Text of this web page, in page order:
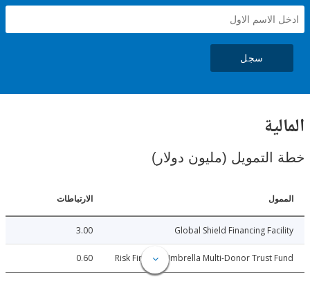
(مليون دولار)
الارتباطات
Global Shield Financing
Risk Finance Umbrella Multi-Donor Trust
0.60